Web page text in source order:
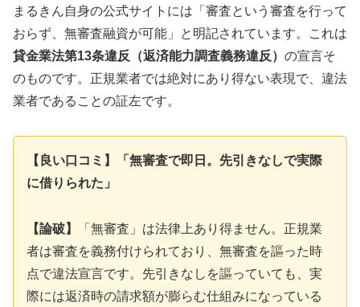
まるきん自身の公式サイトには「審査という審査を行って
おらず、無審査融資が可能」と明記されています。これは
貸金業法第13条違反（返済能力調査義務違反） の宣言そ
のものです。正規業者では絶対にあり得ない表現で、違法
業者であることの証左です。
【良い口コミ】「無審査で即日。先引きなしで実際
に借りられた」
【論破】
「無審査」は法律上あり得ません。正規業
者は審査を義務付けられており、無審査を謳った時
点で違法宣言です。先引きなしを謳っていても、実
際には返済時の請求額が膨らむ仕組みになっている